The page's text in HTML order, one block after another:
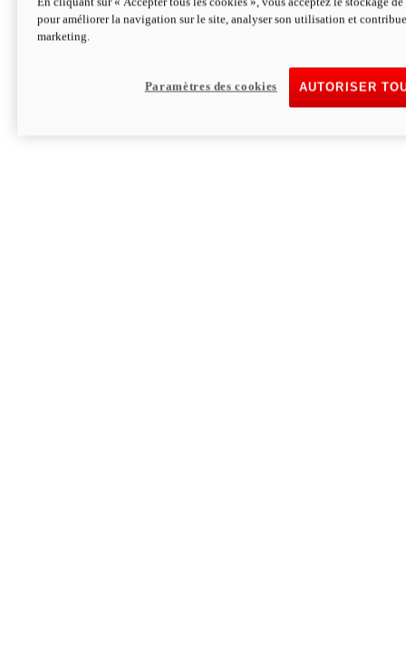
Hypermotard V2 SP 100
Découvrez-le
pour améliorer la navigation sur le site, analyser son utilisation et
marketing.
AUTORISER
Paramètres des cookies